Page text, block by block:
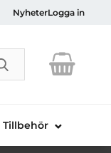
NyheterLogga in
Genomför
Tillbehör